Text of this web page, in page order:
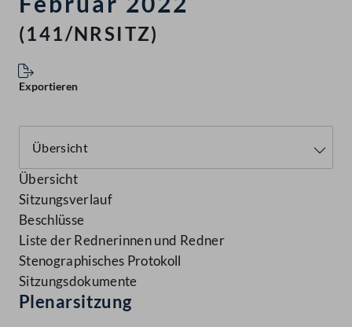
(141/NRSITZ)
Exportieren
Übersicht
Sitzungsverlauf
Beschlüsse
Liste der Rednerinnen und Redner
Stenographisches Protokoll
Sitzungsdokumente
Plenarsitzung